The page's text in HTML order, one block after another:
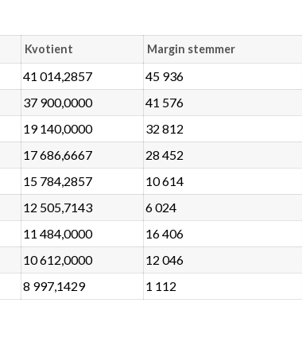
Kvotient Margin stemmer
41 014,2857
45 936
37 900,0000
41 576
19 140,0000
32 812
17 686,6667
28 452
15 784,2857
10 614
12 505,7143
6 024
11 484,0000
16 406
10 612,0000
12 046
8 997,1429 1 112